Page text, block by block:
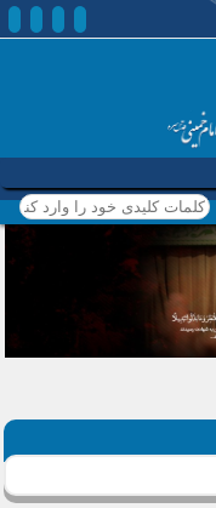
کلمات کلیدی خود را وارد
کنید